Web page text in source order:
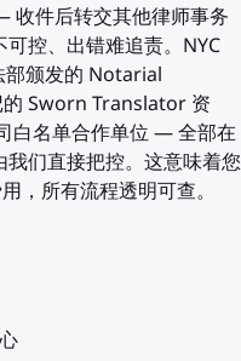
收件后转交其他律师事务
控、出错难追责。NYC
颁发的 Notarial
Sworn Translator 资
名单合作单位 — 全部在
们直接把控。这意味着您
，所有流程透明可查。